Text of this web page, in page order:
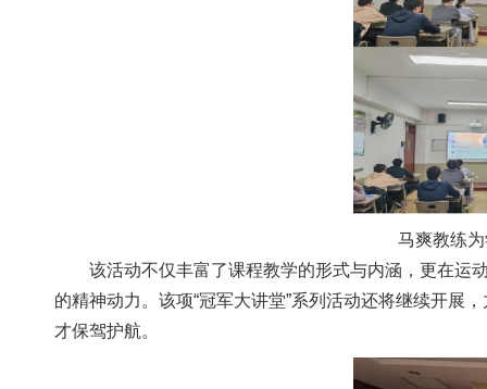
马爽教练
该活动不仅丰富了课程教学的形式与内涵，更在运
的精神动力。该项“冠军大讲堂”系列活动还将继续开展
才保驾护航。